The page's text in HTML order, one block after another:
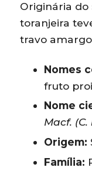
Originária do
toranjeira
travo
Nomes
fruto
Nome
Macf.
Origem:
Família: